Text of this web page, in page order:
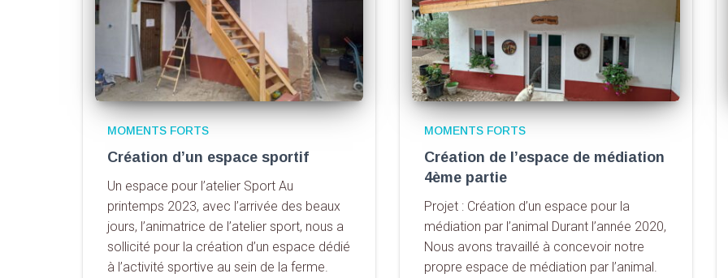
MOMENTS FORTS
Création d’un espace sportif
Un espace pour l’atelier Sport Au
printemps 2023, avec l’arrivée des beaux
jours, l’animatrice de l’atelier sport, nous a
sollicité pour la création d’un espace dédié
à l’activité sportive au sein de la ferme.
MOMENTS FORTS
Création de l’espace de médiation
4ème partie
Projet : Création d’un espace pour la
médiation par l’animal Durant l’année 2020,
Nous avons travaillé à concevoir notre
propre espace de médiation par l’animal.